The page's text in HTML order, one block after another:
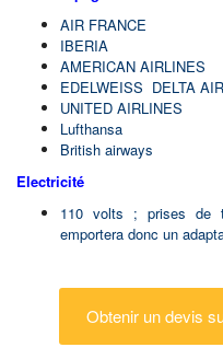
AIR FRANCE
IBERIA
AMERICAN AIRLINES
EDELWEISS DELTA
UNITED AIRLINES
Lufthansa
British airways
Electricité
110 volts ; prises de
emportera donc un
Obtenir un devis